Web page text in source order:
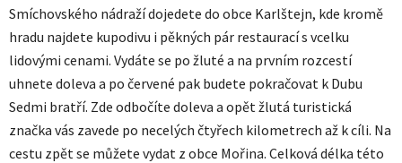
Smíchovského nádraží dojedete do obce Karlštejn, kde kromě
hradu najdete kupodivu i pěkných pár restaurací s vcelku
lidovými cenami. Vydáte se po žluté a na prvním rozcestí
uhnete doleva a po červené pak budete pokračovat k Dubu
Sedmi bratří. Zde odbočíte doleva a opět žlutá turistická
značka vás zavede po necelých čtyřech kilometrech až k cíli. Na
cestu zpět se můžete vydat z obce Mořina. Celková délka této